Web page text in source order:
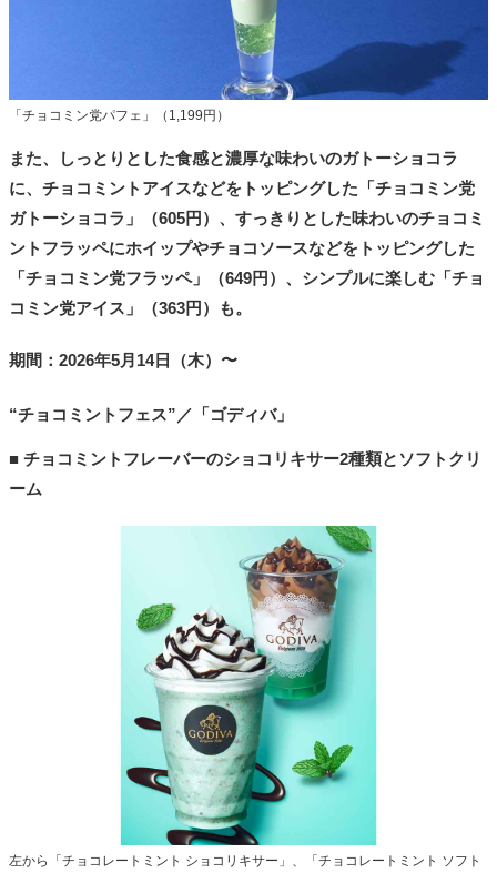
「チョコミン党パフェ」（1,199円）
また、しっとりとした食感と濃厚な味わいのガトーショコラ
に、チョコミントアイスなどをトッピングした「チョコミン党
ガトーショコラ」（605円）、すっきりとした味わいのチョコミ
ントフラッペにホイップやチョコソースなどをトッピングした
「チョコミン党フラッペ」（649円）、シンプルに楽しむ「チョ
コミン党アイス」（363円）も。
期間：2026年5月14日（木）〜
“チョコミントフェス”／「ゴディバ」
■ チョコミントフレーバーのショコリキサー2種類とソフトクリ
ーム
左から「チョコレートミント ショコリキサー」、「チョコレートミント ソフト